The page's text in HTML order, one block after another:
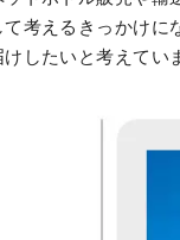
考えるきっかけ
したいと考えてい